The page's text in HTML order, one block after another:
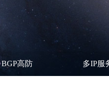
BGP高防 多IP服